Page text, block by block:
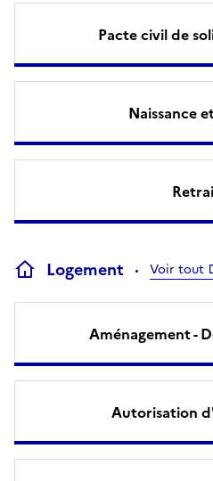
Pacte civil de
Naissance
Logement Voir tout
Aménagement -
Autorisation